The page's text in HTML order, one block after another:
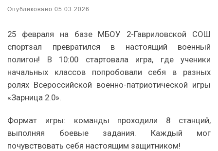
Опубликовано 05.03.2026
25 февраля на базе МБОУ 2-Гавриловской СОШ
спортзал превратился в настоящий военный
полигон! В 10:00 стартовала игра, где ученики
начальных классов попробовали себя в разных
ролях Всероссийской военно-патриотической игры
«Зарница 2.0».
Формат игры: команды проходили 8 станций,
выполняя боевые задания. Каждый мог
почувствовать себя настоящим защитником!